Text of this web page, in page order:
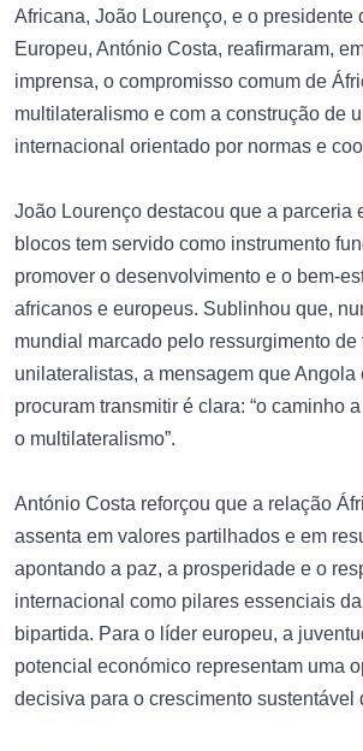
Africana, João Lourenço, e o presidente
Europeu, António Costa, reafirmaram,
imprensa, o compromisso comum de
multilateralismo e com a construção de
internacional orientado por normas e
João Lourenço destacou que a parceria
blocos tem servido como instrumento
promover o desenvolvimento e o bem-
africanos e europeus. Sublinhou que,
mundial marcado pelo ressurgimento de
unilateralistas, a mensagem que Angola
procuram transmitir é clara: “o caminho
o multilateralismo”.
António Costa reforçou que a relação
assenta em valores partilhados e em
apontando a paz, a prosperidade e o
internacional como pilares essenciais
bipartida. Para o líder europeu, a
potencial económico representam uma
decisiva para o crescimento sustentável